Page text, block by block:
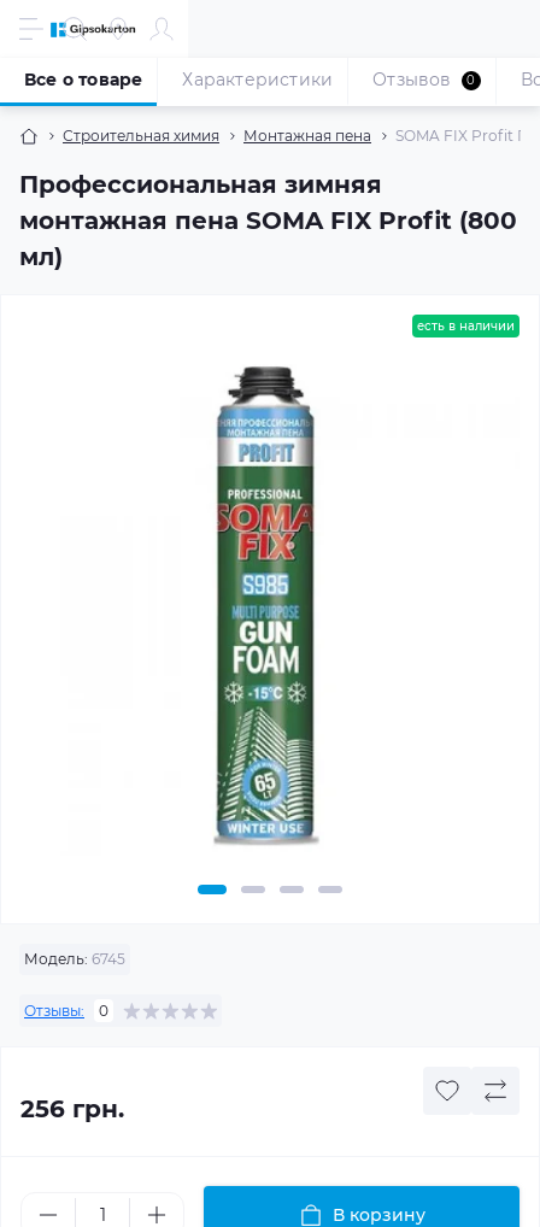
Строительная химия Монтажная пена SOMA FIX Profit
Профессиональная зимняя
монтажная пена SOMA FIX Profit (800
мл)
Все о товаре Характеристики Отзывов 0
есть в наличии
Модель: 6745
Отзывы: 0
256 грн.
В корзину